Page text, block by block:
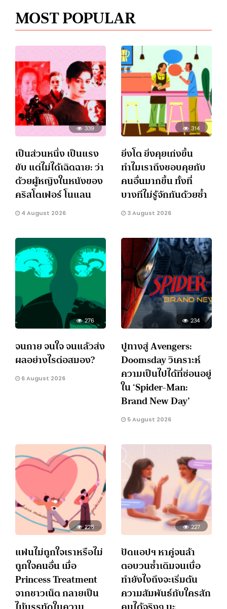
MOST POPULAR
339
เป็นส่วนหนึ่ง เป็นแรง
ขับ แต่ไม่ได้เฉิดฉาย: ว่า
ด้วยผู้หญิงในหนังของ
คริสโตเฟอร์ โนแลน
4 August 2026
314
ยิ่งโต ยิ่งคุยเก่งขึ้น
ทำไมเราถึงชอบคุยกับ
คนอื่นมากขึ้น ทั้งที่
บางทีไม่รู้จักกันด้วยซ้ำ
3 August 2026
276
จนกาย จนใจ จนแล้วส่ง
ผลอย่างไรต่อสมอง?
6 August 2026
234
ปูทางสู่ Avengers:
Doomsday วิเคราะห์
ความเป็นไปได้ที่ซ่อนอยู่
ใน ‘Spider-Man:
Brand New Day’
5 August 2026
228
แฟนไม่ถูกใจเราหรือไม่
ถูกใจคนอื่น เมื่อ
Princess Treatment
จากชาวเน็ต กลายเป็น
227
ปัดแอปฯ หาคู่จนล้า
ตอบวนซ้ำเดิมจนเบื่อ
ทำยังไงถึงจะเริ่มต้น
ความสัมพันธ์กับใครสัก